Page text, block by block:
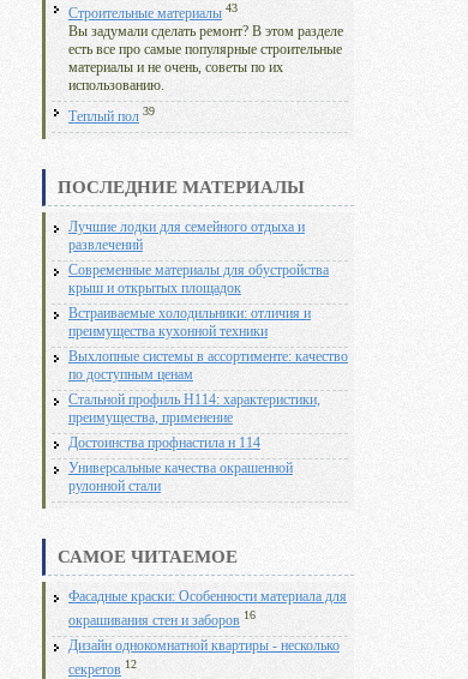
Строительные материалы 43
Вы задумали сделать ремонт? В этом разделе
есть все про самые популярные строительные
материалы и не очень, советы по их
использованию.
Теплый пол 39
ПОСЛЕДНИЕ МАТЕРИАЛЫ
Лучшие лодки для семейного отдыха и
развлечений
Современные материалы для обустройства
крыш и открытых площадок
Встраиваемые холодильники: отличия и
преимущества кухонной техники
Выхлопные системы в ассортименте: качество
по доступным ценам
Стальной профиль Н114: характеристики,
преимущества, применение
Достоинства профнастила н 114
Универсальные качества окрашенной
рулонной стали
САМОЕ ЧИТАЕМОЕ
Фасадные краски: Особенности материала для
окрашивания стен и заборов 16
Дизайн однокомнатной квартиры - несколько
секретов 12